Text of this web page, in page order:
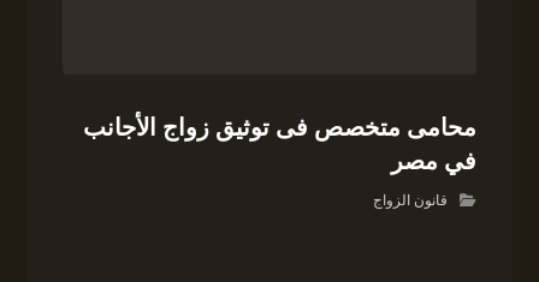
محامى متخصص فى توثيق زواج الأجانب
في مصر
قانون الزواج